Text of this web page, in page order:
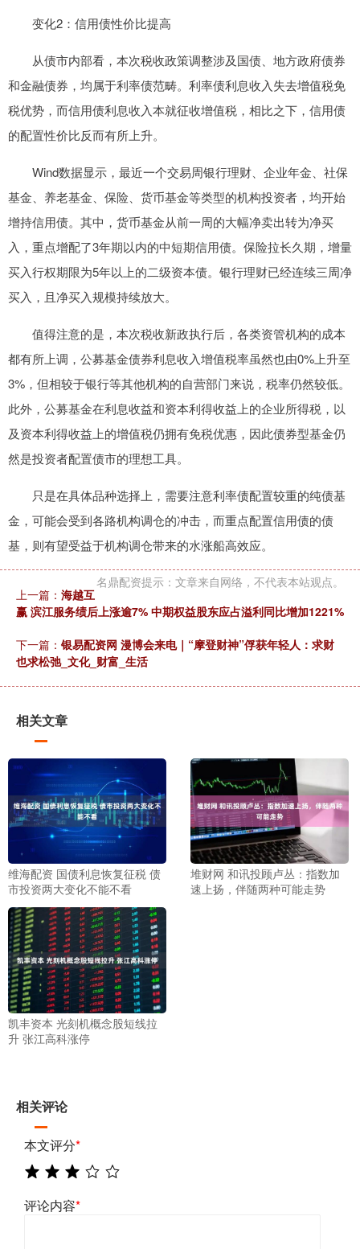
变化2：信用债性价比提高
从债市内部看，本次税收政策调整涉及国债、地方政府债券
和金融债券，均属于利率债范畴。利率债利息收入失去增值税免
税优势，而信用债利息收入本就征收增值税，相比之下，信用债
的配置性价比反而有所上升。
Wind数据显示，最近一个交易周银行理财、企业年金、社保
基金、养老基金、保险、货币基金等类型的机构投资者，均开始
增持信用债。其中，货币基金从前一周的大幅净卖出转为净买
入，重点增配了3年期以内的中短期信用债。保险拉长久期，增量
买入行权期限为5年以上的二级资本债。银行理财已经连续三周净
买入，且净买入规模持续放大。
值得注意的是，本次税收新政执行后，各类资管机构的成本
都有所上调，公募基金债券利息收入增值税率虽然也由0%上升至
3%，但相较于银行等其他机构的自营部门来说，税率仍然较低。
此外，公募基金在利息收益和资本利得收益上的企业所得税，以
及资本利得收益上的增值税仍拥有免税优惠，因此债券型基金仍
然是投资者配置债市的理想工具。
只是在具体品种选择上，需要注意利率债配置较重的纯债基
金，可能会受到各路机构调仓的冲击，而重点配置信用债的债
基，则有望受益于机构调仓带来的水涨船高效应。
名鼎配资提示：文章来自网络，不代表本站观点。
上一篇： 海越互
赢 滨江服务绩后上涨逾7% 中期权益股东应占溢利同比增加1221%
下一篇： 银易配资网 漫博会来电｜“摩登财神”俘获年轻人：求财
也求松弛_文化_财富_生活
相关文章
维海配资 国债利息恢复征税 债
市投资两大变化不能不看
堆财网 和讯投顾卢丛：指数加
速上扬，伴随两种可能走势
凯丰资本 光刻机概念股短线拉
升 张江高科涨停
相关评论
本文评分*
评论内容*